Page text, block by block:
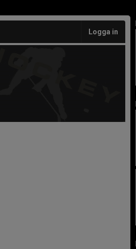
Logga in